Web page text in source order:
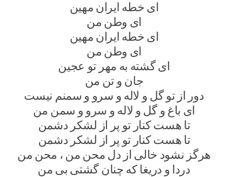
ای خطه ایران مهین
ای وطن من
ای خطه ایران مهین
ای وطن من
ای گشته به مهر تو عجین
جان و تن من
دور از تو گل و لاله و سرو و سمنم نیست
ای باغ و گل و لاله و سرو و سمن من
تا هست کنار تو پر از لشکر دشمن
تا هست کنار تو پر از لشکر دشمن
هرگز نشود خالی از دل محن من ، محن من
دردا و دریغا که چنان گشتی بی من